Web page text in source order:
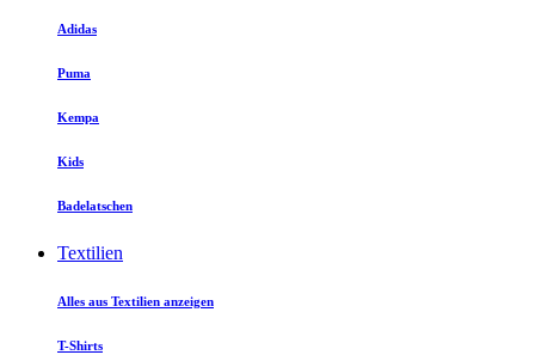
Adidas
Puma
Kempa
Kids
Badelatschen
Textilien
Alles aus Textilien anzeigen
T-Shirts